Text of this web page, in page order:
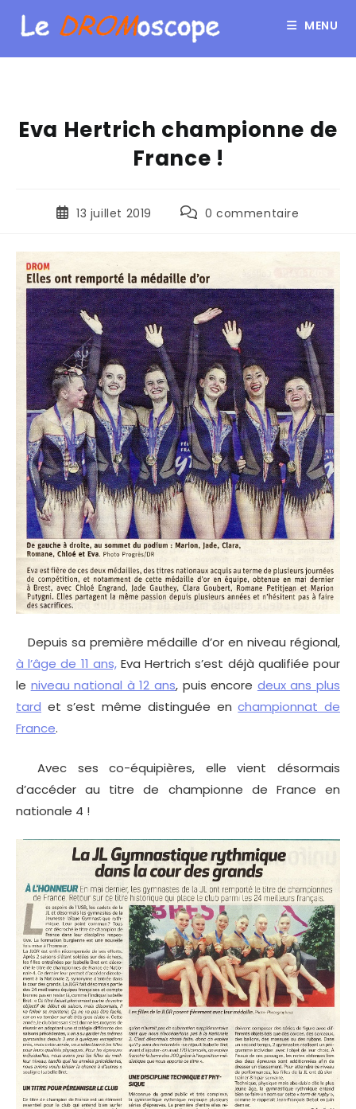
MENU
Eva Hertrich championne de
France !
13 juillet 2019 0 commentaire
Depuis sa première médaille d’or en niveau régional,
à l’âge de 11 ans,Eva Hertrich s’est déjà qualifiée pour
le niveau national à 12 ans, puis encore deux ans plus
tard et s’est même distinguée enchampionnat de
France.
Avec ses co-équipières, elle vient désormais
d’accéder au titre de championne de France en
nationale 4 !